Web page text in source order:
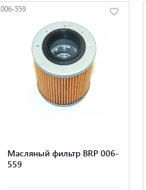
006-559
Масляный фильтр BRP 006-
559